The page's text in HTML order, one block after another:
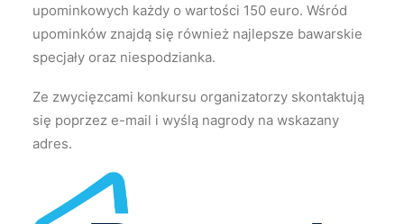
upominkowych każdy o wartości 150 euro. Wśród
upominków znajdą się również najlepsze bawarskie
specjały oraz niespodzianka.
Ze zwycięzcami konkursu organizatorzy skontaktują
się poprzez e-mail i wyślą nagrody na wskazany
adres.